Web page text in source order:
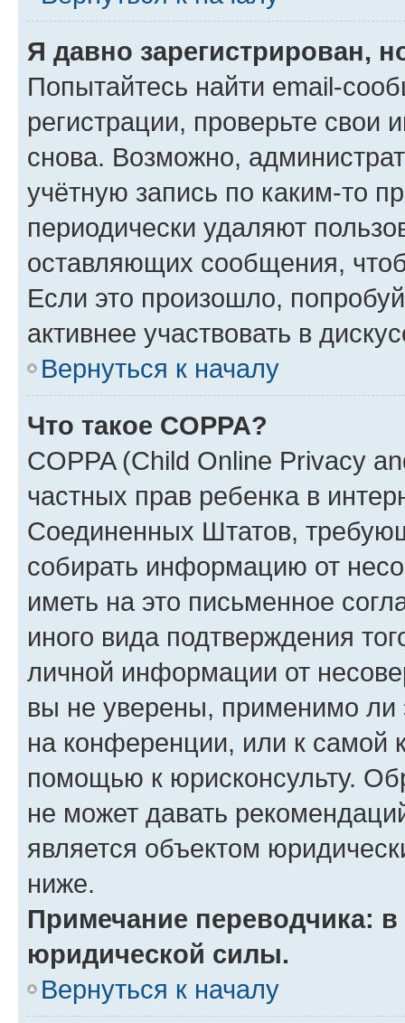
Я давно зарегистрирован,
Попытайтесь найти email-
регистрации, проверьте свои
снова. Возможно,
учётную запись по каким-то
периодически удаляют
оставляющих сообщения,
Если это произошло,
активнее участвовать в
Вернуться к началу
Что такое COPPA?
COPPA (Child Online Privacy
частных прав ребенка в
Соединенных Штатов,
собирать информацию от
иметь на это письменное
иного вида подтверждения
личной информации от
вы не уверены, применимо ли
на конференции, или к самой
помощью к юрисконсульту.
не может давать
является объектом
ниже.
Примечание переводчика:
юридической силы.
Вернуться к началу